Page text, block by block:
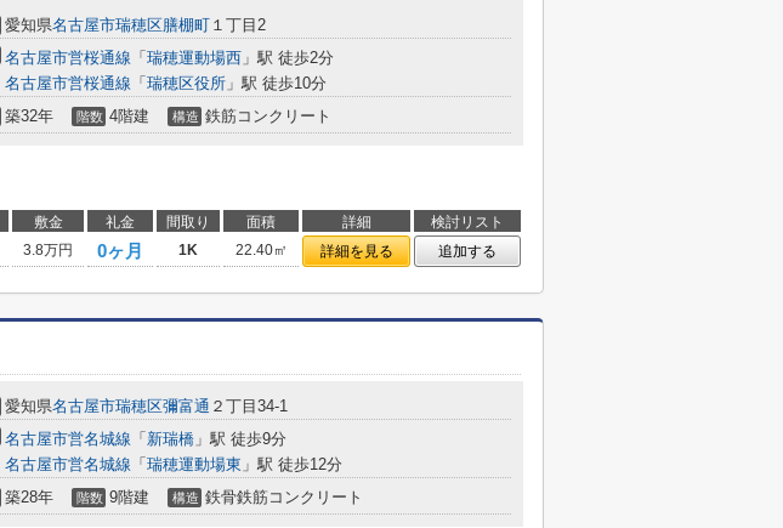
愛知県名古屋市瑞穂区膳棚町 １丁目2
名古屋市営桜通線 「 瑞穂運動場西 」駅 徒歩2分
名古屋市営桜通線 「 瑞穂区役所 」駅 徒歩10分
築32年 階数 4階建 構造 鉄筋コンクリート
敷金 礼金 間取り 面積 詳細
検討リスト
3.8万円 0ヶ月 1K 22.40㎡ 詳細を見る 追加する
愛知県名古屋市瑞穂区彌富通 ２丁目34-1
名古屋市営名城線 「 新瑞橋 」駅 徒歩9分
名古屋市営名城線 「 瑞穂運動場東 」駅 徒歩12分
築28年 階数 9階建 構造 鉄骨鉄筋コンクリート